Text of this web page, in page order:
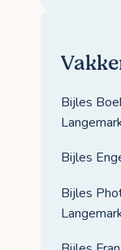
Bijles
Bijles
Bijles